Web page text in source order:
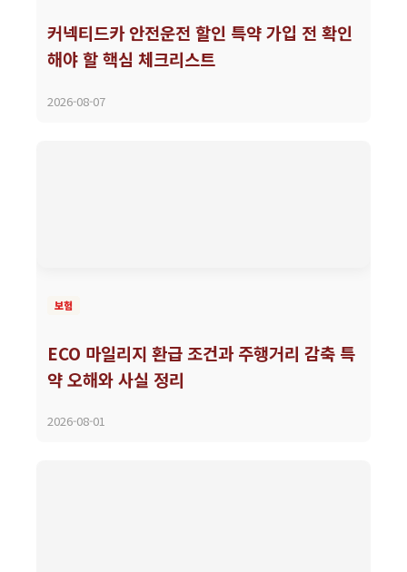
커넥티드카 안전운전 할인 특약 가입 전 확인
해야 할 핵심 체크리스트
2026-08-07
보험
ECO 마일리지 환급 조건과 주행거리 감축 특
약 오해와 사실 정리
2026-08-01